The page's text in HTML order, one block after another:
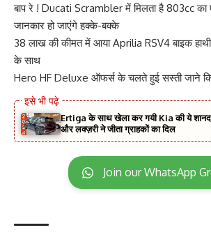
बाप रे ! Ducati Scrambler में मिलता है 803cc
जानकार हो जाएंगे हक्के-बक्के
38 लाख की कीमत में आया Aprilia RSV4 बाइक
के साथ
Hero HF Deluxe ऑफर्स के चलते हुई सस्ती जाने
Ertiga के साथ खेला कर गयी Kia की ये
और लक्ज़री ने जीता ग्राहकों का दिल
Join our WhatsApp